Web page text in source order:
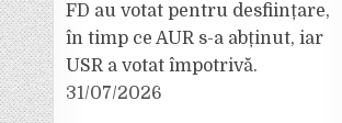
FD au votat pentru desființare,
în timp ce AUR s-a abținut, iar
USR a votat împotrivă.
31/07/2026